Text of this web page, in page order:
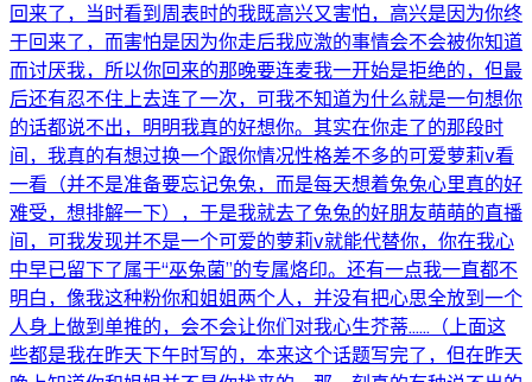
回来了，当时看到周表时的我既高兴又害怕，高兴是因为你终
于回来了，而害怕是因为你走后我应激的事情会不会被你知道
而讨厌我，所以你回来的那晚要连麦我一开始是拒绝的，但最
后还有忍不住上去连了一次，可我不知道为什么就是一句想你
的话都说不出，明明我真的好想你。其实在你走了的那段时
间，我真的有想过换一个跟你情况性格差不多的可爱萝莉v看
一看（并不是准备要忘记兔兔，而是每天想着兔兔心里真的好
难受，想排解一下），于是我就去了兔兔的好朋友萌萌的直播
间，可我发现并不是一个可爱的萝莉v就能代替你，你在我心
中早已留下了属于“巫兔菌”的专属烙印。还有一点我一直都不
明白，像我这种粉你和姐姐两个人，并没有把心思全放到一个
人身上做到单推的，会不会让你们对我心生芥蒂......（上面这
些都是我在昨天下午时写的，本来这个话题写完了，但在昨天